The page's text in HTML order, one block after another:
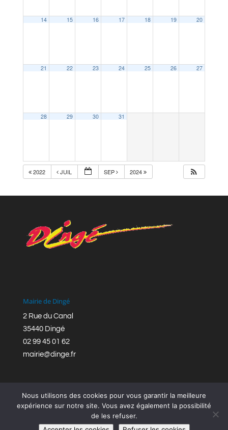
14 15 16 17 18 19 20
21 22 23 24 25 26 27
28 29 30 31
2022 JUIL SEP 2024
Mairie de Dingé
2 Rue du Canal
35440 Dingé
02 99 45 01 62
mairie@dinge.fr
Réalisation © Mairie de Dingé,Bretagne Romantique
Nous utilisons des cookies pour vous garantir la meilleure
expérience sur notre site. Vous avez également la possibilité
de les refuser.